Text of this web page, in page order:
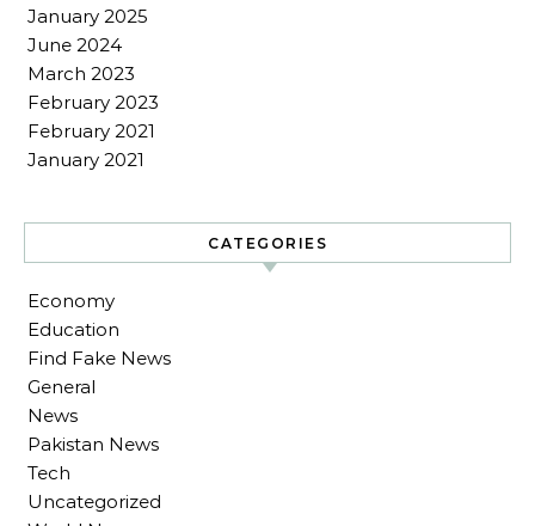
January 2025
June 2024
March 2023
February 2023
February 2021
January 2021
CATEGORIES
Economy
Education
Find Fake News
General
News
Pakistan News
Tech
Uncategorized